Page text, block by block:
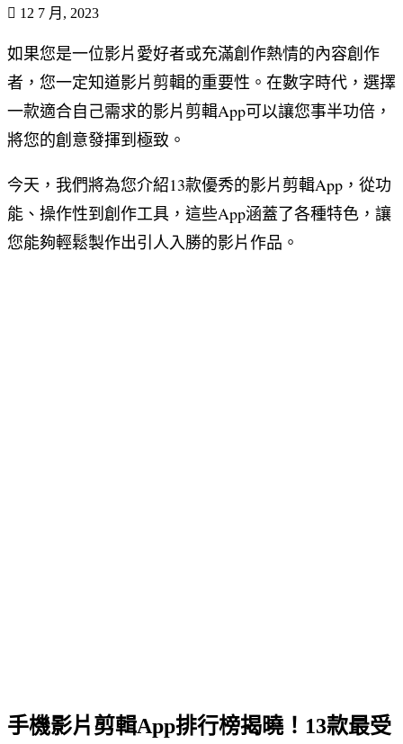
12 7 月, 2023
如果您是一位影片愛好者或充滿創作熱情的內容創作
者，您一定知道影片剪輯的重要性。在數字時代，選擇
一款適合自己需求的影片剪輯App可以讓您事半功倍，
將您的創意發揮到極致。
今天，我們將為您介紹13款優秀的影片剪輯App，從功
能、操作性到創作工具，這些App涵蓋了各種特色，讓
您能夠輕鬆製作出引人入勝的影片作品。
手機影片剪輯App排行榜揭曉！13款最受